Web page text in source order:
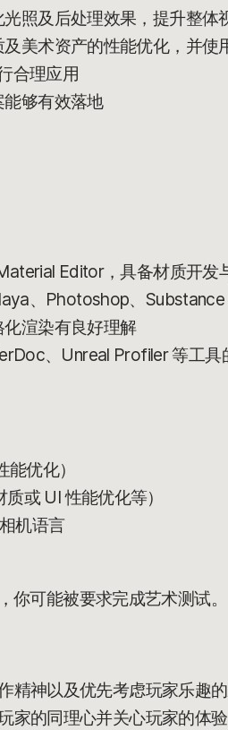
照及后处理效果，提升整体
美术资产的性能优化，并使
合理应用
够有效落地
Editor，具备材质开发
、Photoshop、
渲染有良好理解
、Unreal Profiler 等工具
优化）
或 UI 性能优化等）
机语言
可能被要求完成艺术测试。
精神以及优先考虑玩家乐趣
的同理心并关心玩家的体